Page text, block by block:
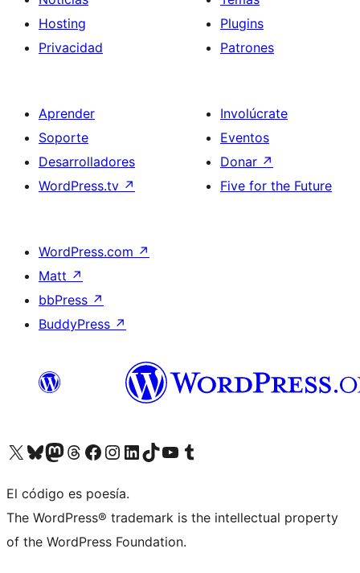
Hosting
Privacidad
Plugins
Patrones
Aprender
Soporte
Desarrolladores
WordPress.tv ↗
Involúcrate
Eventos
Donar ↗
Five for the Future
WordPress.com ↗
Matt ↗
bbPress ↗
BuddyPress ↗
Visita nuestra cuenta de X (anteriormente Twitter)
Visita nuestra cuenta de Bluesky
Visita nuestra cuenta de Mastodon
Visita nuestra cuenta de Threads
Visita nuestra página de Facebook
Visita nuestra cuenta de Instagram
Visita nuestra cuenta de LinkedIn
Visita nuestra cuenta de TikTok
Visita nuestro canal de YouTube
Visita nuestra cuenta de Tumblr
El código es poesía.
The WordPress® trademark is the intellectual property
of the WordPress Foundation.